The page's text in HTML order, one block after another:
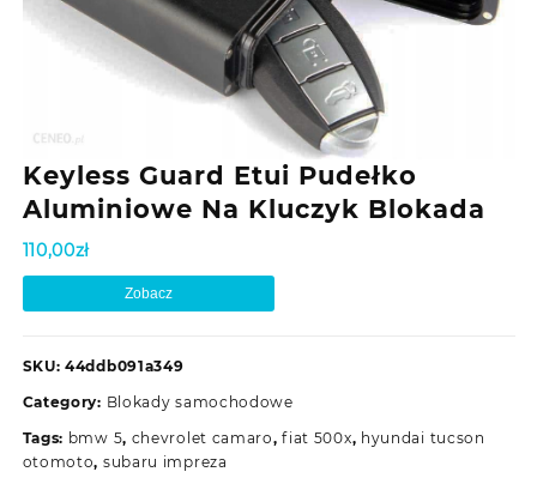
Keyless Guard Etui Pudełko
Aluminiowe Na Kluczyk Blokada
110,00zł
Zobacz
SKU: 44ddb091a349
Category: Blokady samochodowe
Tags: bmw 5, chevrolet camaro,fiat 500x, hyundai tucson
otomoto, subaru impreza